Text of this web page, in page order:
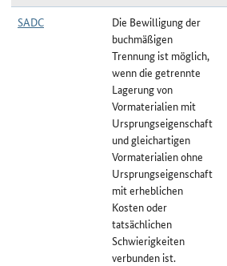
SADC
Die Bewilligung der
buchmäßigen
Trennung ist möglich,
wenn die getrennte
Lagerung von
Vormaterialien mit
Ursprungseigenschaft
und gleichartigen
Vormaterialien ohne
Ursprungseigenschaft
mit erheblichen
Kosten oder
tatsächlichen
Schwierigkeiten
verbunden ist.